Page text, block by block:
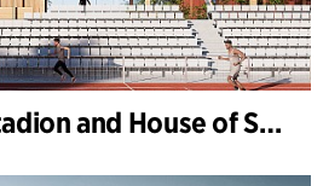
New athletics stadion and House of Sports, Kongelunden Aarhus